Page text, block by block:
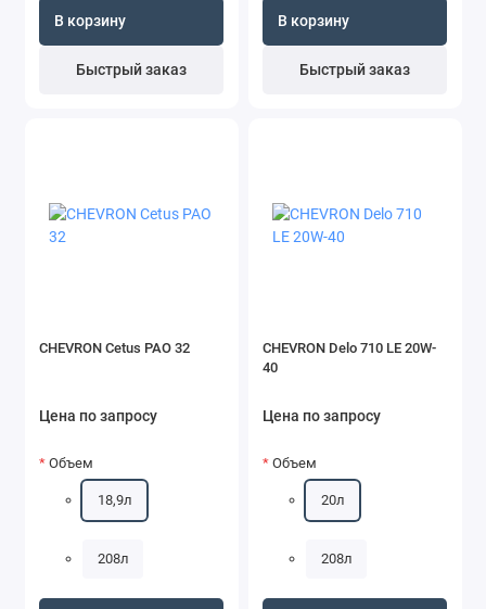
В корзину
Быстрый заказ
В корзину
Быстрый заказ
CHEVRON Cetus PAO 32
Цена по запросу
Объем
18,9л
208л
CHEVRON Delo 710 LE 20W-
40
Цена по запросу
Объем
20л
208л